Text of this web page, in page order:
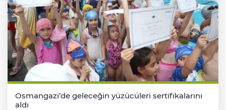
Osmangazi’de geleceğin yüzücüleri sertifikalarını
aldı